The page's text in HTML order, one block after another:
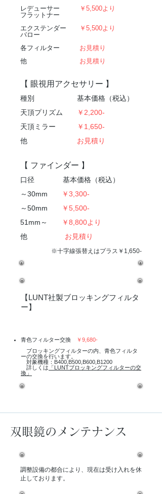
レデューサー
￥5,500より
フラットナー
エクステンダー
￥5,500より
バロー
各フィルター
お見積り
他 お見積り
【 眼視用アクセサリー 】
種別 基本価格（税込）
天頂プリズム
￥2,200-
天頂ミラー
￥1,650-
他
お見積り
【 ファインダー 】
口径 基本価格（税込）
～30mm
￥3,300-
～50mm
￥5,500-
51mm～
￥8,800より
他
お見積り
※十字線張替えはプラス￥1,650-
【LUNT社製ブロッキングフィルタ
ー】
青色フィルター交換
￥9,680-
ブロッキングフィルターの内、青色フィルタ
ーの交換を行います。
対象機種：B400,B500,B600,B1200
​ 詳しくは 「LUNTブロッキングフィルターの交
換」
双眼鏡のメンテナンス
調整設備の都合により、現在は受け入れを休
止しております。